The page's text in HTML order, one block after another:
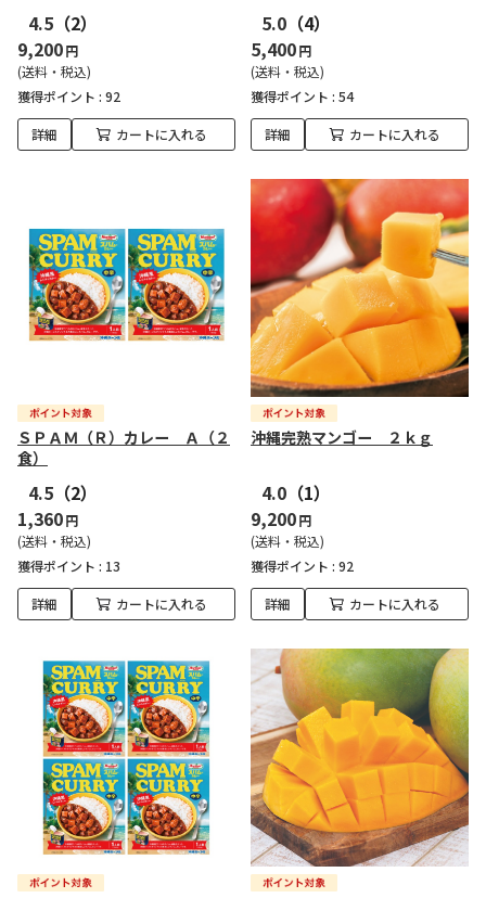
4.5 （2）
9,200円
(送料・税込)
獲得ポイント : 92
詳細 カートに入れる
5.0 （4）
5,400円
(送料・税込)
獲得ポイント : 54
詳細 カートに入れる
ＳＰＡＭ（Ｒ）カレー Ａ（２
食）
4.5 （2）
1,360円
(送料・税込)
獲得ポイント : 13
詳細 カートに入れる
沖縄完熟マンゴー ２ｋｇ
4.0 （1）
9,200円
(送料・税込)
獲得ポイント : 92
詳細 カートに入れる